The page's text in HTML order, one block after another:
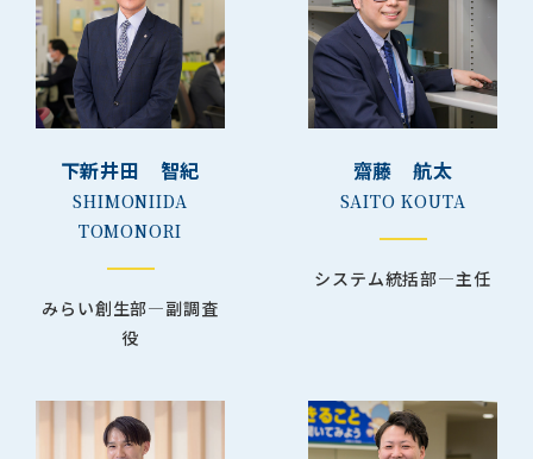
下新井田 智紀
SHIMONIIDA
TOMONORI
みらい創生部―副調査
役
齋藤 航太
SAITO KOUTA
システム統括部―主任